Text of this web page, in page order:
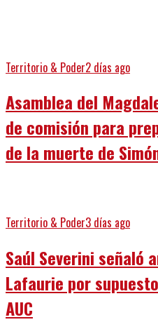
Territorio & Poder2 días ago
Asamblea del
de comisión para
de la muerte de
Territorio & Poder3 días ago
Saúl Severini señaló
Lafaurie por
AUC